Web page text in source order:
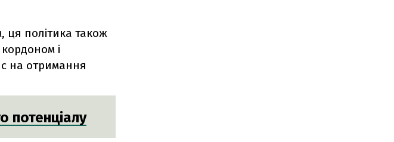
ця політика також
і
на отримання
потенціалу